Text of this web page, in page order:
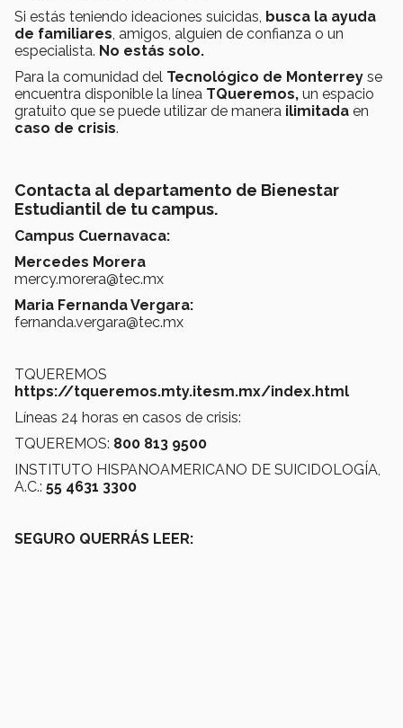
Si estás teniendo ideaciones suicidas, busca la ayuda
de familiares , amigos, alguien de confianza o un
especialista. No estás solo.
Para la comunidad del Tecnológico de Monterrey se
encuentra disponible la línea TQueremos, un espacio
gratuito que se puede utilizar de manera ilimitada en
caso de crisis.
Contacta al departamento de Bienestar
Estudiantil de tu campus.
Campus Cuernavaca:
Mercedes Morera
mercy.morera@tec.mx
Maria Fernanda Vergara:
fernanda.vergara@tec.mx
TQUEREMOS
https://tqueremos.mty.itesm.mx/index.html
Líneas 24 horas en casos de crisis:
TQUEREMOS: 800 813 9500
INSTITUTO HISPANOAMERICANO DE SUICIDOLOGÍA,
A.C.: 55 4631 3300
SEGURO QUERRÁS LEER: